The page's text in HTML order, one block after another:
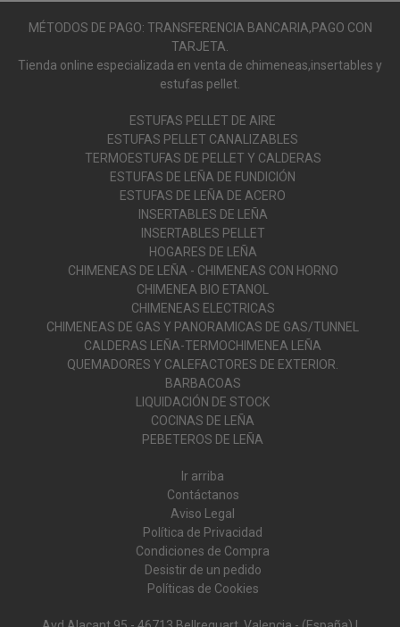
MÉTODOS DE PAGO: TRANSFERENCIA BANCARIA,PAGO CON
TARJETA.
Tienda online especializada en venta de chimeneas,insertables y
estufas pellet.
ESTUFAS PELLET DE AIRE
ESTUFAS PELLET CANALIZABLES
TERMOESTUFAS DE PELLET Y CALDERAS
ESTUFAS DE LEÑA DE FUNDICIÓN
ESTUFAS DE LEÑA DE ACERO
INSERTABLES DE LEÑA
INSERTABLES PELLET
HOGARES DE LEÑA
CHIMENEAS DE LEÑA - CHIMENEAS CON HORNO
CHIMENEA BIO ETANOL
CHIMENEAS ELECTRICAS
CHIMENEAS DE GAS Y PANORAMICAS DE GAS/TUNNEL
CALDERAS LEÑA-TERMOCHIMENEA LEÑA
QUEMADORES Y CALEFACTORES DE EXTERIOR.
BARBACOAS
LIQUIDACIÓN DE STOCK
COCINAS DE LEÑA
PEBETEROS DE LEÑA
Ir arriba
Contáctanos
Aviso Legal
Política de Privacidad
Condiciones de Compra
Desistir de un pedido
Políticas de Cookies